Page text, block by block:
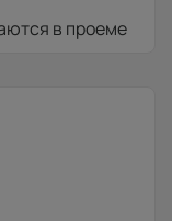
в проеме